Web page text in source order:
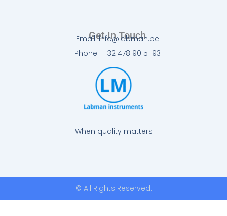
When quality matters
Get In Touch
Email: info@labman.be
Phone: + 32 478 90 51 93
© All Rights Reserved.